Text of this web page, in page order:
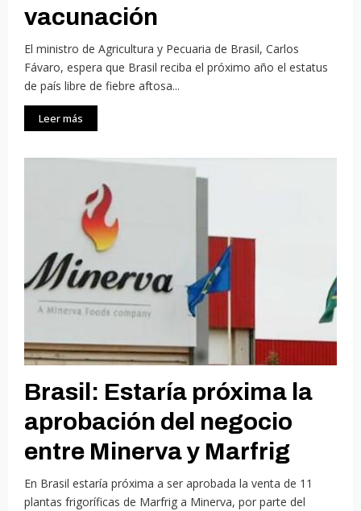
vacunación
El ministro de Agricultura y Pecuaria de Brasil, Carlos
Fávaro, espera que Brasil reciba el próximo año el estatus
de país libre de fiebre aftosa...
Leer más
Brasil: Estaría próxima la
aprobación del negocio
entre Minerva y Marfrig
En Brasil estaría próxima a ser aprobada la venta de 11
plantas frigoríficas de Marfrig a Minerva, por parte del